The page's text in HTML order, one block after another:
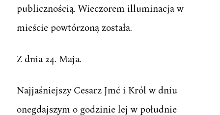
publicznością. Wieczorem illuminacja w
mieście powtórzoną została.
Z dnia 24. Maja.
Najjaśniejszy Cesarz Jmć i Król w dniu
onegdajszym o godzinie lej w południe